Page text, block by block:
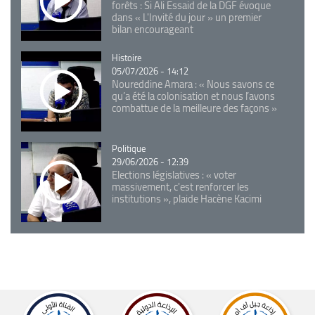
forêts : Si Ali Essaid de la DGF évoque
dans « L'Invité du jour » un premier
bilan encourageant
Catégorie
Histoire
05/07/2026 - 14:12
Noureddine Amara : « Nous savons ce
qu’a été la colonisation et nous l’avons
combattue de la meilleure des façons »
Catégorie
Politique
29/06/2026 - 12:39
Elections législatives : « voter
massivement, c'est renforcer les
institutions », plaide Hacène Kacimi